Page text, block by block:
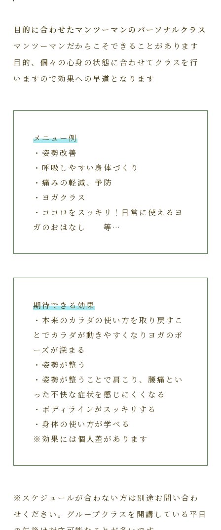
目的に合わせたマンツーマンのパーソナルクラス
マンツーマンだからこそできることがあります
目的、個々の心身の状態に合わせてクラスを行
いますので効果への早道となります
メニュー例
・姿勢改善
・呼吸しやすい身体づくり
・痛みの軽減、予防
・ヨガクラス
・ココロをスッキリ！日常に使えるヨ
ガのおはなし 等…
期待できる効果
・本来のカラダの使い方を取り戻すこ
とでカラダが動きやすくなりヨガのポ
ーズが深まる
・姿勢が整う
・姿勢が整うことで肩こり、腰痛とい
った不快な症状を感じにくくなる
・ボディラインがスッキリする
・身体の使い方が学べる
※効果には個人差があります
※スケジュールが合わない方は別途お問い合わ
せください。グループクラスを開講している平日